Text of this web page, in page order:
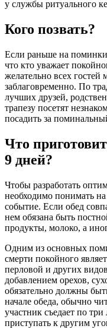
у службы ритуального
Кого позвать?
Если раньше на
что кто уважает
желательно всех гостей
заблаговременно. По
лучших друзей,
трапезу посетят
посадить за
Что
9 дней?
Чтобы разработать
необходимо понимать
событие. Если обед
нем обязана быть
продукты, молоко, а
Одним из основных
смерти покойного
перловой и других
добавлением орехов,
обязательно должны
начале обеда, обычно
участник съедает по
приступать к другим